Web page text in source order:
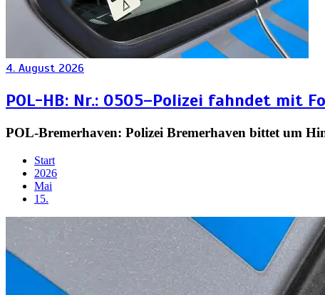
4. August 2026
POL-HB: Nr.: 0505–Polizei fahndet mit
POL-Bremerhaven: Polizei Bremerhaven bittet um
Start
2026
Mai
15.